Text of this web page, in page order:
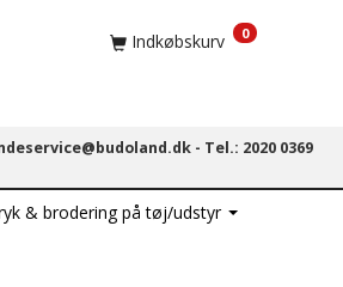
Indkøbskurv 0
- Tel.: 2020 0369
& brodering på tøj/udstyr